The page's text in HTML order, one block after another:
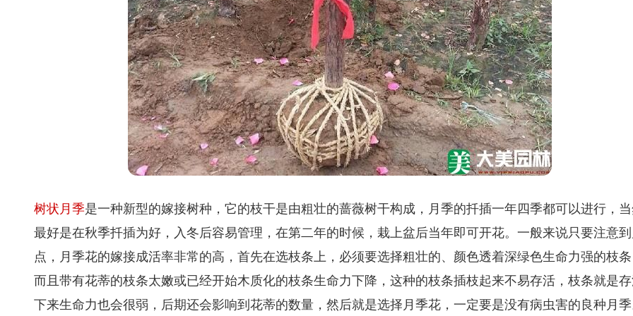
树状月季是一种新型的嫁接树种，它的枝干是由粗壮的蔷薇树干构成，月季的扦插一年四季都可以进行，
最好是在秋季扦插为好，入冬后容易管理，在第二年的时候，栽上盆后当年即可开花。一般来说只要注意
点，月季花的嫁接成活率非常的高，首先在选枝条上，必须要选择粗壮的、颜色透着深绿色生命力强的枝条
而且带有花蒂的枝条太嫩或已经开始木质化的枝条生命力下降，这种的枝条插枝起来不易存活，枝条就是
下来生命力也会很弱，后期还会影响到花蒂的数量，然后就是选择月季花，一定要是没有病虫害的良种月季